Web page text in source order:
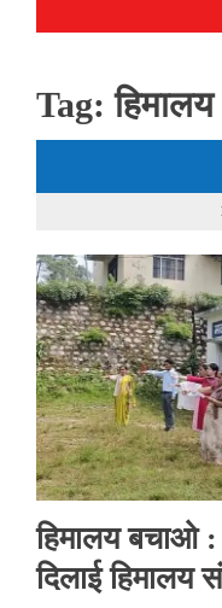
Tag:
हिमालय बचाओ
दिलाई हिमालय